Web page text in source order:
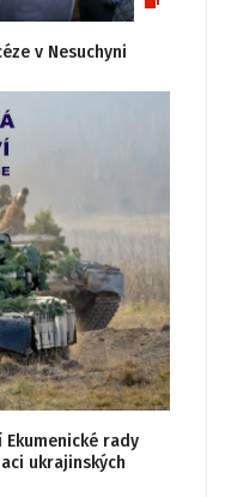
v Nesuchyni
rady
ukrajinských